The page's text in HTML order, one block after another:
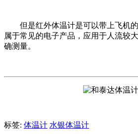
但是红外体温计是可以带上飞机
属于常见的电子产品，应用于人流较
确测量。
标签: 体温计 水银体温计